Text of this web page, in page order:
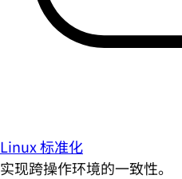
Linux 标准化
实现跨操作环境的一致性。